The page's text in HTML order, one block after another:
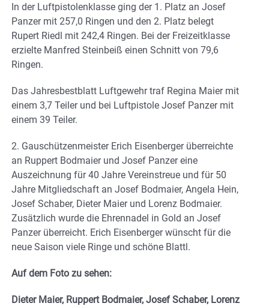
In der Luftpistolenklasse ging der 1. Platz an Josef
Panzer mit 257,0 Ringen und den 2. Platz belegt
Rupert Riedl mit 242,4 Ringen. Bei der Freizeitklasse
erzielte Manfred Steinbeiß einen Schnitt von 79,6
Ringen.
Das Jahresbestblatt Luftgewehr traf Regina Maier mit
einem 3,7 Teiler und bei Luftpistole Josef Panzer mit
einem 39 Teiler.
2. Gauschützenmeister Erich Eisenberger überreichte
an Ruppert Bodmaier und Josef Panzer eine
Auszeichnung für 40 Jahre Vereinstreue und für 50
Jahre Mitgliedschaft an Josef Bodmaier, Angela Hein,
Josef Schaber, Dieter Maier und Lorenz Bodmaier.
Zusätzlich wurde die Ehrennadel in Gold an Josef
Panzer überreicht. Erich Eisenberger wünscht für die
neue Saison viele Ringe und schöne Blattl.
Auf dem Foto zu sehen:
Dieter Maier, Ruppert Bodmaier, Josef Schaber, Lorenz